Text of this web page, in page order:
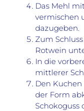
Das Mehl
vermischen
dazugeben.
Zum
Rotwein
In die
mittlerer
Den
der Form
Schokoguss